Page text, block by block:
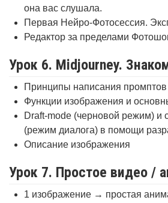
она вас слушала.
Первая Нейро-Фотосессия.
Редактор за пределами
Урок 6. Midjourney.
Принципы написания промптов
Функции изображения и
Draft-mode (черновой режим) и
(режим диалога) в помощи
Описание изображения
Урок 7. Простое видео /
1 изображение → простая